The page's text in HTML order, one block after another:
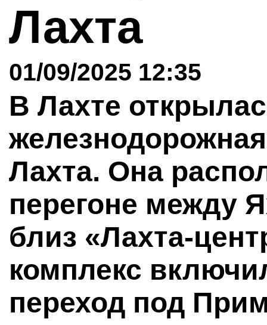
Лахта
01/09/2025 12:35
В Лахте
Лахта. Она
перегоне между
близ «Лахта-
комплекс
переход под